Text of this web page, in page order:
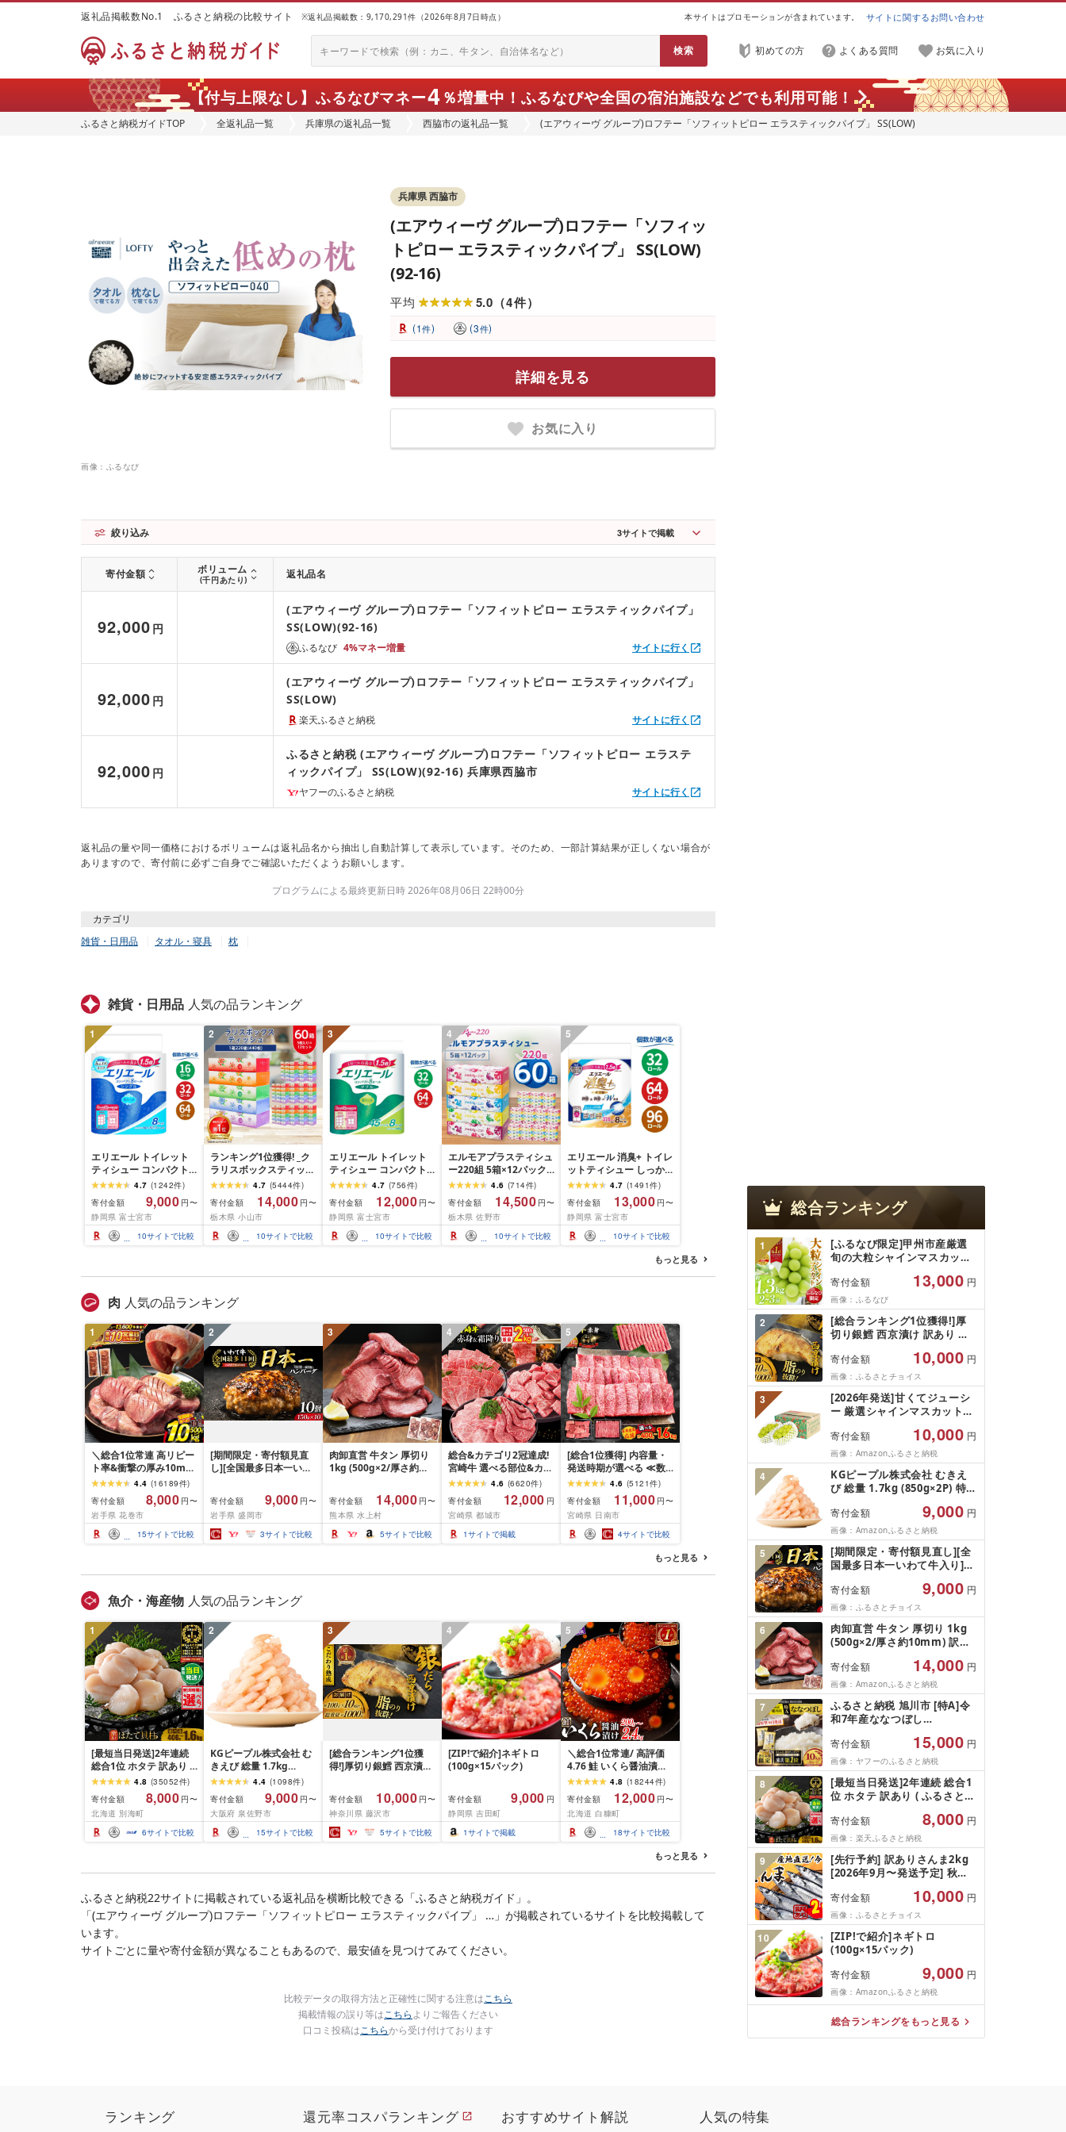
返礼品掲載数No.1 ふるさと納税の比較サイト ※返礼品掲載数：9,170,291件（2026年8月7日時点） 本サイトはプロモーションが含まれています。 サイトに関するお問い合わせ
初めての方 よくある質問 お気に入り
【付与上限なし】ふるなびマネー4％増量中！ ふるなびや全国の宿泊施設などでも利用可能！
ふるさと納税ガイドTOP 全返礼品一覧 兵庫県の返礼品一覧 西脇市の返礼品一覧
(エアウィーヴ グループ)ロフテー「ソフィットピロー エラスティックパイプ」 SS(LOW)
画像：ふるなび
兵庫県 西脇市
(エアウィーヴ グループ)ロフテー「ソフィッ
トピロー エラスティックパイプ」 SS(LOW)
(92-16)
平均 5.0 （4件）
(1件) (3件)
詳細を見る
お気に入り
絞り込み 3サイトで掲載
寄付金額 ボリューム
(千円あたり) 返礼品名
92,000 円
ふるなび
(エアウィーヴ グループ)ロフテー「ソフィットピロー エラスティックパイプ」
SS(LOW)(92-16)
4%マネー増量 サイトに行く
92,000 円
楽天ふるさと納税
(エアウィーヴ グループ)ロフテー「ソフィットピロー エラスティックパイプ」
SS(LOW)
サイトに行く
92,000 円
ヤフーのふるさと納税
ふるさと納税 (エアウィーヴ グループ)ロフテー「ソフィットピロー エラステ
ィックパイプ」 SS(LOW)(92-16) 兵庫県西脇市
サイトに行く
返礼品の量や同一価格におけるボリュームは返礼品名から抽出し自動計算して表示しています。そのため、一部計算結果が正しくない場合が
ありますので、寄付前に必ずご自身でご確認いただくようお願いします。
プログラムによる最終更新日時 2026年08月06日 22時00分
カテゴリ
雑貨・日用品
タオル・寝具 枕
雑貨・日用品 人気の品ランキング
1
エリエール トイレット
ティシュー コンパクト
シングル [個数が選べ
る:16・32・64 ロール]
1.5倍巻 82.5m トイレッ
トペーパー シングル パ
ルプ100% 香りつき 日用
品 消耗品 備蓄 ふるさと
4.7 (1242件)
寄付金額
9,000 円〜
静岡県 富士宮市
10サイトで比較
2
ランキング1位獲得! _ク
ラリスボックスティッシ
ュ60箱(1箱220組(440
枚))(5個入り×12セット)_
ティッシュ ティッシュ
ペーパー 日用品 常備品
生活用品 まとめ買い [配
送不可地域:離島・沖縄
4.7 (5444件)
寄付金額
14,000 円〜
栃木県 小山市
10サイトで比較
3
エリエール トイレット
ティシュー コンパクト
ダブル [選べるロール
数:32・64 ロール] 1.5倍
巻 45m トイレットペー
パー ダブル パルプ100%
香りつき 日用品 消耗品
備蓄 ふるさと納税 ふる
4.7 (756件)
寄付金額
12,000 円〜
静岡県 富士宮市
10サイトで比較
4
エルモアプラスティシュ
ー220組 5箱×12パック
(60箱)[離島・沖縄県不
可]_ ティッシュ ティッ
シュペーパー 日用品 消
耗品 まとめ買い 常備品
生活用品 ボックスティ
ッシュ [配送不可地域:離
4.6 (714件)
寄付金額
14,500 円〜
栃木県 佐野市
10サイトで比較
5
エリエール 消臭+ トイレ
ットティシュー しっか
り香るフレッシュクリア
の香り コンパクトダブ
ル [選べるロール数:32・
64・96 ロール] 1.5倍巻
37.5m トイレットペー
パー ダブル パルプ100%
日用品 消耗品 備蓄 送料
4.7 (1491件)
寄付金額
13,000 円〜
静岡県 富士宮市
10サイトで比較
もっと見る
肉 人気の品ランキング
1
＼総合1位常連 高リピー
ト率&衝撃の厚み10mm
厚切り牛タン 塩味/ ≪ス
ピード発送!!10営業日以
内発送≫ 選べる内容量
500g / 1kg 定期便 毎月
届く 牛肉 肉 BBQ ふるさ
と 人気 ランキング 岩手
4.4 (16189件)
寄付金額
8,000 円〜
岩手県 花巻市
15サイトで比較
2
[期間限定・寄付額見直
し][全国最多日本一いわ
1.5kg(150g×10個) いわ
て牛 × 岩中豚 ハンバー
グ 合挽き 合い挽き 黒毛
和牛 人気 冷凍 個包装 小
分け 冷凍 牛肉 豚肉 和牛
キング 1位 1万円以下 岩
手県 盛岡市 東北 岩手 盛
岡 shikoku001k
寄付金額 9,000 円〜
岩手県 盛岡市
3サイトで比較
3
肉卸直営 牛タン 厚切り
1kg (500g×2/厚さ約
牛肉 焼肉 冷凍 スライス
業務用 バーベキュー
BBQ おつまみ ギフト お
祝い お中元 夏ギフト
寄付金額 14,000 円〜
熊本県 水上村
5サイトで比較
4
総合&カテゴリ2冠達成!
宮崎牛 選べる部位&カッ
ト (赤身&霜降り)or(赤身
のみ) 500g 1kg 2kg[発
送時期が選べる] 牛肉 焼
肉 すき焼き しゃぶしゃ
ぶ ステーキ ギフト お中
4.6 (6620件)
寄付金額
12,000 円
宮崎県 都城市
1サイトで掲載
5
[総合1位獲得] 内容量・
発送時期が選べる ≪数
量限定≫ 宮崎牛 赤身 ス
ライス 焼肉 国産 肉 牛肉
薄切り 黒毛和牛 A4 A5
人気 小分け 焼き肉 すき
焼き しゃぶしゃぶ 牛丼
BBQ ギフト 贈り物 おす
すめ 畜産農家応援 ミヤ
4.6 (5121件)
寄付金額
11,000 円〜
宮崎県 日南市
4サイトで比較
もっと見る
魚介・海産物 人気の品ランキング
1
[最短当日発送]2年連続
総合1位 ホタテ 訳あり (
ふるさと納税 ほたて ふ
るさと納税 訳あり 帆立
ふるさと わけあり ホタ
テ貝柱 貝 人気 不揃い 刺
身 規格外 魚介 ランキン
グ 海鮮 冷凍 発送時期が
4.8 (35052件)
寄付金額
8,000 円〜
北海道 別海町
6サイトで比較
2
KGピープル株式会社 む
きえび 総量 1.7kg
(850g×2P) 特大 5Lサイ
ズ バナメイエビ バラ凍
結 下処理不要 サイズ不
揃い 訳あり
4.4 (1098件)
寄付金額
9,000 円〜
大阪府 泉佐野市
15サイトで比較
3
[総合ランキング1位獲
得!]厚切り銀鱈 西京漬け
約 1,000g (約 100g × 10
切) 西京味噌 西京みそ 味
噌漬け みそ 味噌 鮮魚 魚
介 銀だら 銀ダラ ギンダ
ラ ぎんだら 鱈 タラ 魚
礼品 おかず おつまみ お
酒のあて 家計応援
10000円 魚喜 神奈川 湘
寄付金額 10,000 円〜
神奈川県 藤沢市
5サイトで比較
4
[ZIP!で紹介]ネギトロ
(100g×15パック)
寄付金額 9,000 円
静岡県 吉田町
1サイトで掲載
5
＼総合1位常連/ 高評価
4.76 鮭 いくら醤油漬け
ふるさと納税 いくら
200g / 400g / 800g /
1.6kg / 2.4kg 200g パッ
ク[選べる容量] 醤油漬け
海鮮 イクラ 小分け ふる
さと ランキング 人気 ギ
フト 高評価 ふるさと納
4.8 (18244件)
寄付金額
12,000 円〜
北海道 白糠町
18サイトで比較
もっと見る
ふるさと納税22サイトに掲載されている返礼品を横断比較できる「ふるさと納税ガイド」。
「(エアウィーヴ グループ)ロフテー「ソフィットピロー エラスティックパイプ」 …」が掲載されているサイトを比較掲載して
います。
サイトごとに量や寄付金額が異なることもあるので、最安値を見つけてみてください。
比較データの取得方法と正確性に関する注意はこちら
掲載情報の誤り等はこちらよりご報告ください
口コミ投稿はこちらから受け付けております
総合ランキング
1
[ふるなび限定]甲州市産厳選
旬の大粒シャインマスカット
(MG)B12-472 FN-Limited-
VO シャインマスカット フル
ーツ
寄付金額 13,000 円
画像：ふるなび
2
[総合ランキング1位獲得!]厚
切り銀鱈 西京漬け 訳あり 銀
100g × 10切) 西京味噌 西京み
そ 味噌漬け みそ 味噌 鮮魚 魚
介 銀だら 銀ダラ ギンダラ ぎ
んだら 鱈 タラ 魚 西京焼き 西
京漬 西京やき 冷凍 厳選 鮮魚
漬け魚 漬魚 新鮮 小分け 人気
返礼品 おかず おつまみ お酒
のあて 家計応援 10000円 魚
喜 神奈川 湘南 藤沢
寄付金額 10,000 円
画像：ふるさとチョイス
3
[2026年発送]甘くてジューシ
ー 厳選シャインマスカット
日)から10月下旬までの発送)
フルーツ ぶどう 果物 山梨県
産 2026 旬 大粒 高級 ブドウ
葡萄 富士吉田市
寄付金額 10,000 円
画像：Amazonふるさと納税
4
KGピープル株式会社 むきえ
び 総量 1.7kg (850g×2P) 特大
凍結 下処理不要 サイズ不揃い
訳あり
寄付金額 9,000 円
画像：Amazonふるさと納税
5
[期間限定・寄付額見直し][全
国最多日本一いわて牛入り]ハ
いわて牛 × 岩中豚 ハンバーグ
合挽き 合い挽き 黒毛和牛 人
気 冷凍 個包装 小分け 冷凍 牛
肉 豚肉 和牛 ビーフ ポーク は
んばーぐ 挽肉 お肉 ミンチ 肉
お弁当 hannba-gu ランキン
グ 1位 1万円以下 岩手県 盛岡
市 東北 岩手 盛岡
shikoku001k
寄付金額 9,000 円
画像：ふるさとチョイス
6
肉卸直営 牛タン 厚切り 1kg
(500g×2/厚さ約10mm) 訳あ
ライス 業務用 バーベキュー
BBQ おつまみ ギフト お祝い
お中元 夏ギフト
寄付金額 14,000 円
画像：Amazonふるさと納税
7
ふるさと納税 旭川市 [特A]令
和7年産ななつぼし
お米[さとふる限定]_05957
寄付金額 15,000 円
画像：ヤフーのふるさと納税
8
[最短当日発送]2年連続 総合1
位 ホタテ 訳あり ( ふるさと納
り 帆立 ふるさと わけあり ホ
タテ貝柱 貝 人気 不揃い 刺身
規格外 魚介 ランキング 海鮮
冷凍 発送時期が選べる 北海道
別海町 )(クラウドファンディ
ング対象)
寄付金額 8,000 円
画像：楽天ふるさと納税
9
[先行予約] 訳ありさんま2kg
[2026年9月〜発送予定] 秋刀
FISH 魚 新鮮 ごはん 夕飯 お
かず おつまみ 晩酌 米 丼 海産
物 海鮮 魚介 魚介類 テレビ
TV 放送 ニュース 番組 大船渡
大船渡市 三陸 被災 震災 火災
支援 応援 岩手県 国産 大船渡
応援 [東北超歌手]
寄付金額 10,000 円
画像：ふるさとチョイス
10
[ZIP!で紹介]ネギトロ
(100g×15パック)
寄付金額 9,000 円
画像：Amazonふるさと納税
総合ランキングをもっと見る
ランキング 還元率コスパランキング おすすめサイト解説 人気の特集